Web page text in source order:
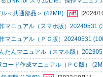
＜共通部品＞ (42MB)
[2024/
マニュアル（スマホ版）20240531
マニュアル（ＰＣ版）20240531
たんマニュアル（スマホ版）
ード作成マニュアル（ＰＣ版）